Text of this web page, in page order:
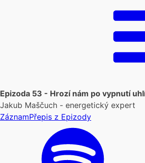
Epizoda 53 - Hrozí nám po vypnutí
Jakub Maščuch - energetický expert
ZáznamPřepis z Epizody